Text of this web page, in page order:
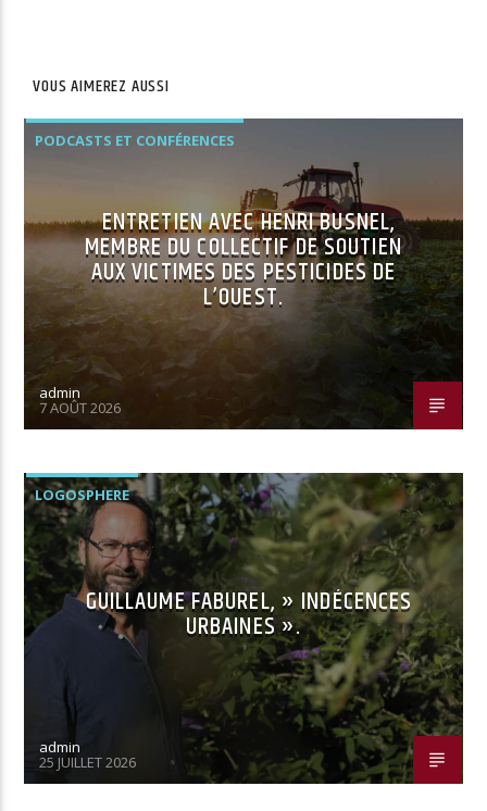
VOUS AIMEREZ AUSSI
PODCASTS ET CONFÉRENCES
ENTRETIEN AVEC HENRI BUSNEL,
MEMBRE DU COLLECTIF DE SOUTIEN
AUX VICTIMES DES PESTICIDES DE
L’OUEST.
admin
7 AOÛT 2026
LOGOSPHERE
GUILLAUME FABUREL, » INDÉCENCES
URBAINES ».
admin
25 JUILLET 2026